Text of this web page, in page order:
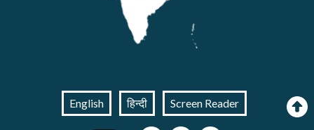
English हिन्दी Screen Reader